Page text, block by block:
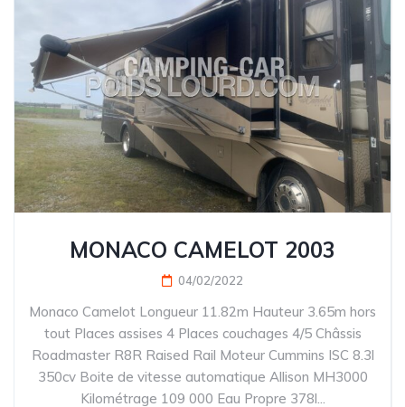
MONACO CAMELOT 2003
04/02/2022
Monaco Camelot Longueur 11.82m Hauteur 3.65m hors
tout Places assises 4 Places couchages 4/5 Châssis
Roadmaster R8R Raised Rail Moteur Cummins ISC 8.3l
350cv Boite de vitesse automatique Allison MH3000
Kilométrage 109 000 Eau Propre 378l...